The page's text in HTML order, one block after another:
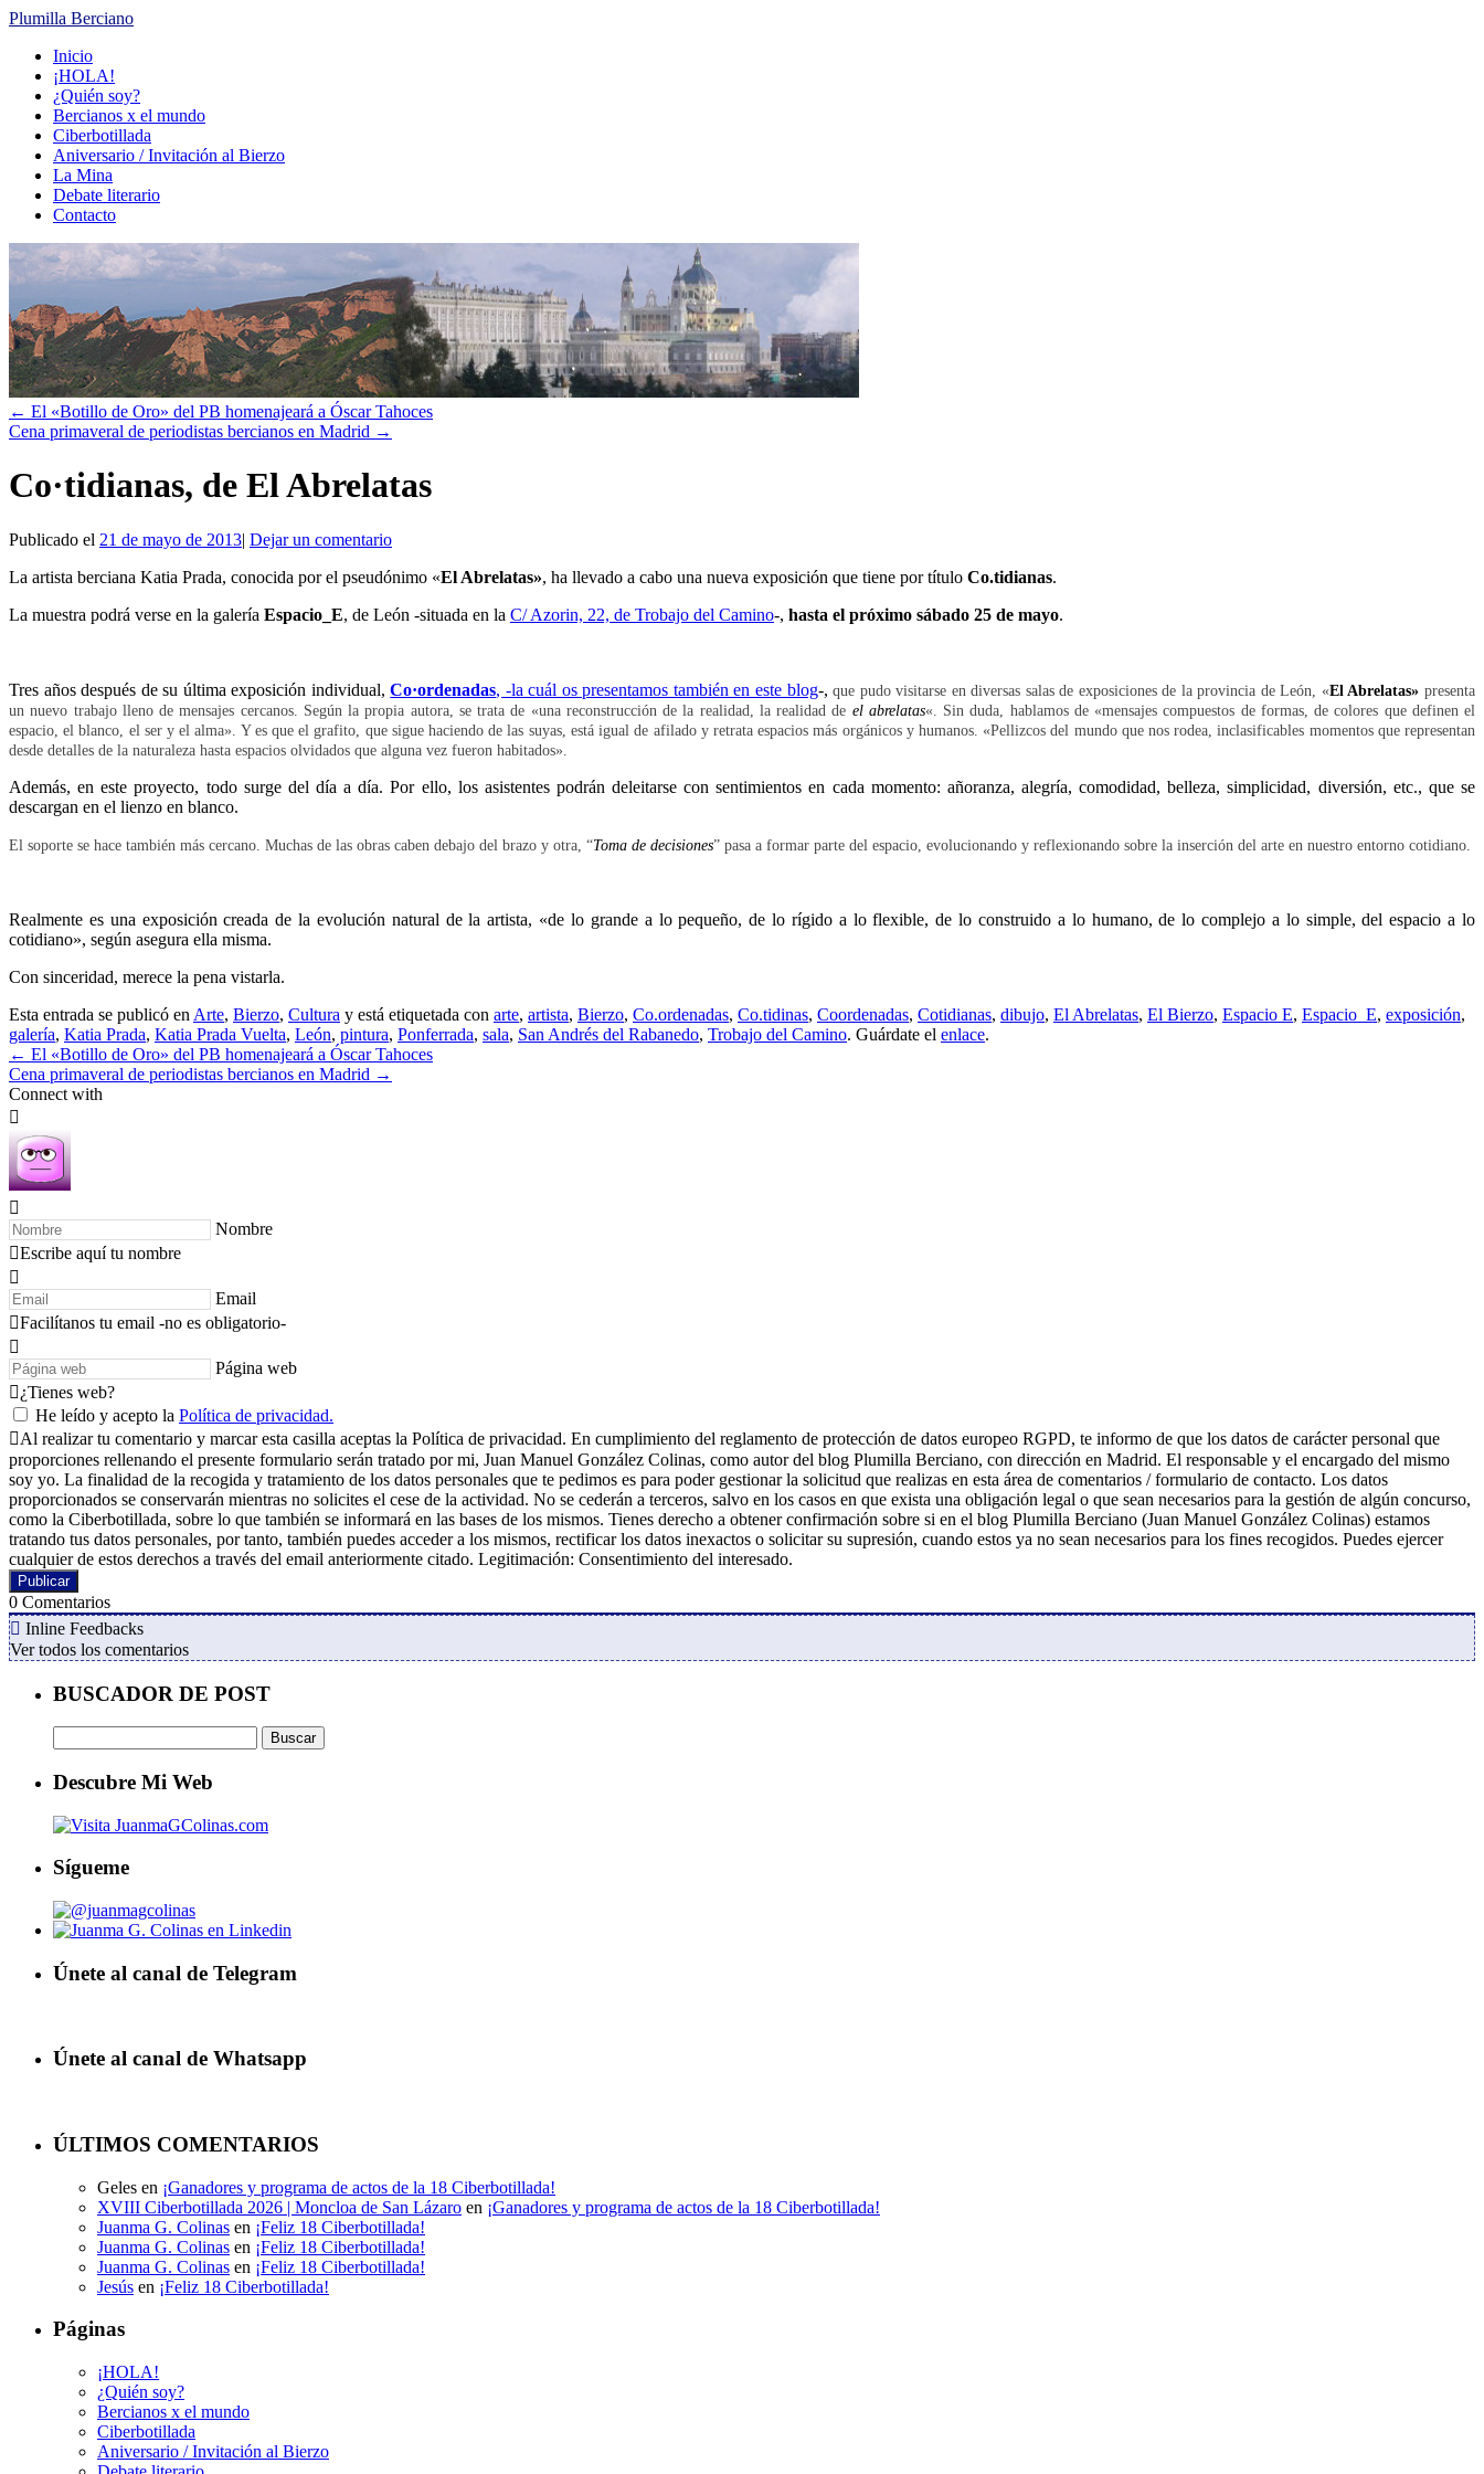
Plumilla Berciano
contenido
Inicio
¡HOLA!
¿Quién soy?
Bercianos x el mundo
Ciberbotillada
Aniversario / Invitación al Bierzo
La Mina
Debate literario
Contacto
← El «Botillo de Oro» del PB homenajeará a Óscar Tahoces
Cena primaveral de periodistas bercianos en Madrid →
Co·tidianas, de El Abrelatas
Publicado el 21 de mayo de 2013| Dejar un comentario
La artista berciana Katia Prada, conocida por el pseudónimo «El Abrelatas», ha llevado a cabo una nueva exposición que tiene por título Co.tidianas.
La muestra podrá verse en la galería Espacio_E, de León -situada en la C/ Azorin, 22, de Trobajo del Camino-, hasta el próximo sábado 25 de mayo.
Tres años después de su última exposición individual,Co·ordenadas, -la cuál os presentamos también en este blog-,que pudo visitarse en diversas salas de exposiciones de la provincia de León, «El Abrelatas» presenta
un nuevo trabajo lleno de mensajes cercanos. Según la propia autora, se trata de «una reconstrucción de la realidad, la realidad de el abrelatas«. Sin duda, hablamos de «mensajes compuestos de formas, de colores que definen el
espacio, el blanco, el ser y el alma». Y es que el grafito, que sigue haciendo de las suyas, está igual de afilado y retrata espacios más orgánicos y humanos. «Pellizcos del mundo que nos rodea, inclasificables momentos que representan
desde detalles de la naturaleza hasta espacios olvidados que alguna vez fueron habitados».
Además, en este proyecto, todo surge del día a día. Por ello, los asistentes podrán deleitarse con sentimientos en cada momento: añoranza, alegría, comodidad, belleza, simplicidad, diversión, etc., que se
descargan en el lienzo en blanco.
El soporte se hace también más cercano. Muchas de las obras caben debajo del brazo y otra, “Toma de decisiones” pasa a formar parte del espacio, evolucionando y reflexionando sobre la inserción del arte en nuestro entorno cotidiano.
Realmente es una exposición creada de la evolución natural de la artista, «de lo grande a lo pequeño, de lo rígido a lo flexible, de lo construido a lo humano, de lo complejo a lo simple, del espacio a lo
cotidiano», según asegura ella misma.
Con sinceridad, merece la pena vistarla.
Esta entrada se publicó en Arte, Bierzo, Cultura y está etiquetada con arte, artista, Bierzo, Co.ordenadas, Co.tidinas, Coordenadas, Cotidianas, dibujo, El Abrelatas, El Bierzo, Espacio E, Espacio_E, exposición,
galería, Katia Prada, Katia Prada Vuelta, León, pintura, Ponferrada, sala, San Andrés del Rabanedo, Trobajo del Camino. Guárdate el enlace.
← El «Botillo de Oro» del PB homenajeará a Óscar Tahoces
Cena primaveral de periodistas bercianos en Madrid →
Connect with
Nombre
Escribe aquí tu nombre
Email
Facilítanos tu email -no es obligatorio-
Página web
¿Tienes web?
He leído y acepto la Política de privacidad.
Al realizar tu comentario y marcar esta casilla aceptas la Política de privacidad. En cumplimiento del reglamento de protección de datos europeo RGPD, te informo de que los datos de carácter personal que
proporciones rellenando el presente formulario serán tratado por mi, Juan Manuel González Colinas, como autor del blog Plumilla Berciano, con dirección en Madrid. El responsable y el encargado del mismo
soy yo. La finalidad de la recogida y tratamiento de los datos personales que te pedimos es para poder gestionar la solicitud que realizas en esta área de comentarios / formulario de contacto. Los datos
proporcionados se conservarán mientras no solicites el cese de la actividad. No se cederán a terceros, salvo en los casos en que exista una obligación legal o que sean necesarios para la gestión de algún concurso,
como la Ciberbotillada, sobre lo que también se informará en las bases de los mismos. Tienes derecho a obtener confirmación sobre si en el blog Plumilla Berciano (Juan Manuel González Colinas) estamos
tratando tus datos personales, por tanto, también puedes acceder a los mismos, rectificar los datos inexactos o solicitar su supresión, cuando estos ya no sean necesarios para los fines recogidos. Puedes ejercer
cualquier de estos derechos a través del email anteriormente citado. Legitimación: Consentimiento del interesado.
0 Comentarios
Inline Feedbacks
Ver todos los comentarios
BUSCADOR DE POST
Descubre Mi Web
Sígueme
Únete al canal de Telegram
Únete al canal de Whatsapp
ÚLTIMOS COMENTARIOS
Geles en ¡Ganadores y programa de actos de la 18 Ciberbotillada!
XVIII Ciberbotillada 2026 | Moncloa de San Lázaro en ¡Ganadores y programa de actos de la 18 Ciberbotillada!
Juanma G. Colinas en ¡Feliz 18 Ciberbotillada!
Juanma G. Colinas en ¡Feliz 18 Ciberbotillada!
Juanma G. Colinas en ¡Feliz 18 Ciberbotillada!
Jesús en ¡Feliz 18 Ciberbotillada!
Páginas
¡HOLA!
¿Quién soy?
Bercianos x el mundo
Ciberbotillada
Aniversario / Invitación al Bierzo